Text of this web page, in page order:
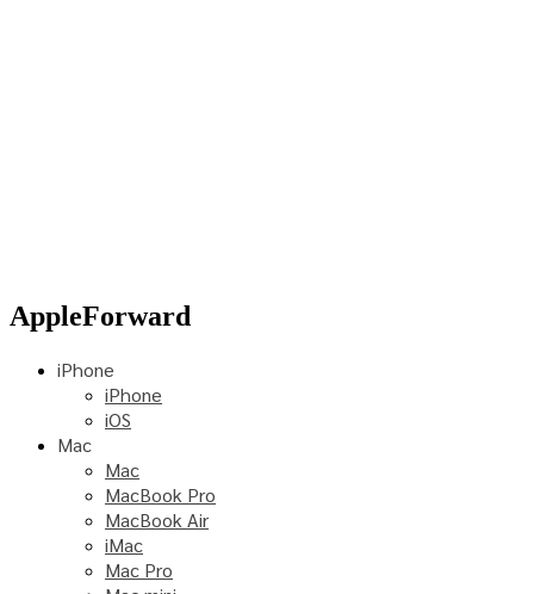
AppleForward
iPhone
iPhone
iOS
Mac
Mac
MacBook Pro
MacBook Air
iMac
Mac Pro